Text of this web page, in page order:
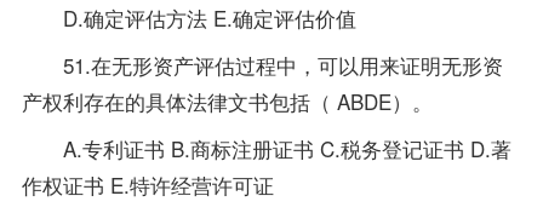
D.确定评估方法 E.确定评估价值
51.在无形资产评估过程中，可以用来证明无形资
产权利存在的具体法律文书包括（ ABDE）。
A.专利证书 B.商标注册证书 C.税务登记证书 D.著
作权证书 E.特许经营许可证